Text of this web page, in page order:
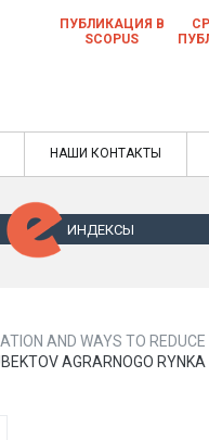
статей
научном журнале
ПУБЛИКАЦИЯ В
SCOPUS
НАШИ КОНТАКТЫ
ИНДЕКСЫ
AND WAYS TO
AGRARNOGO RYNKA